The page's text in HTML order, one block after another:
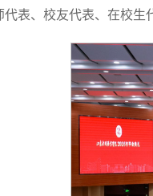
表、校友代表、在校生